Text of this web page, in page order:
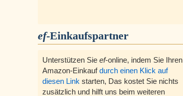
ef-Einkaufspartner
Unterstützen Sie ef-online, indem Sie Ihren
Amazon-Einkaufdurch einen Klick auf
diesen Link starten, Das kostet Sie nichts
zusätzlich und hilft uns beim weiteren